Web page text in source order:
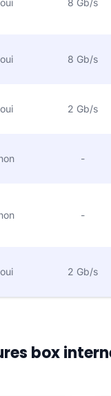
oui 8 Gb/s
oui 8 Gb/s
oui 2 Gb/s
-
-
oui 2 Gb/s
box